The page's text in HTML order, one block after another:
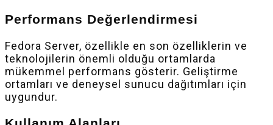
Performans Değerlendirmesi
Fedora Server, özellikle en son özelliklerin ve
teknolojilerin önemli olduğu ortamlarda
mükemmel performans gösterir. Geliştirme
ortamları ve deneysel sunucu dağıtımları için
uygundur.